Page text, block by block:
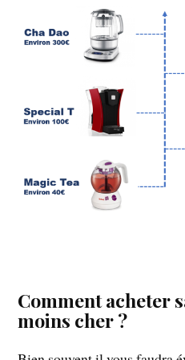
Comment acheter
moins cher ?